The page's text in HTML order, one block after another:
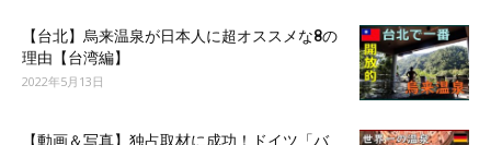
【台北】烏来温泉が日本人に超オススメな8の
理由【台湾編】
2022年5月13日
【動画＆写真】独占取材に成功！ドイツ「バ